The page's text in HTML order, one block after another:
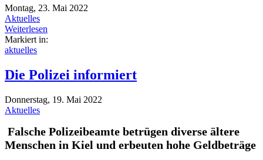
Montag, 23. Mai 2022
Aktuelles
Weiterlesen
Markiert in:
aktuelles
Die Polizei informiert
Donnerstag, 19. Mai 2022
Aktuelles
Falsche Polizeibeamte betrügen diverse ältere
Menschen in Kiel und erbeuten hohe Geldbeträge